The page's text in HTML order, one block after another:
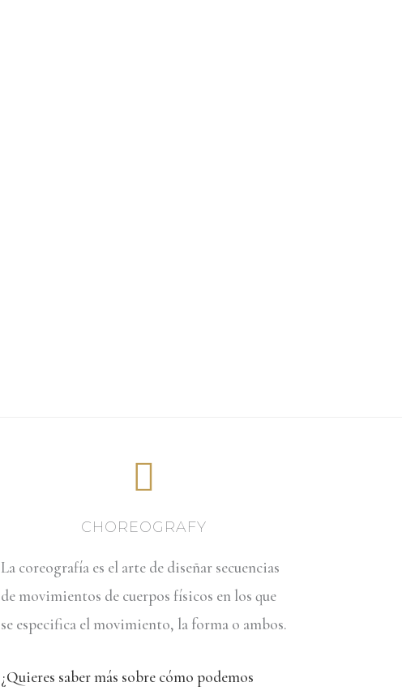
CHOREOGRAFY
La coreografía es el arte de diseñar secuencias
de movimientos de cuerpos físicos en los que
se especifica el movimiento, la forma o ambos.
¿Quieres saber más sobre cómo podemos